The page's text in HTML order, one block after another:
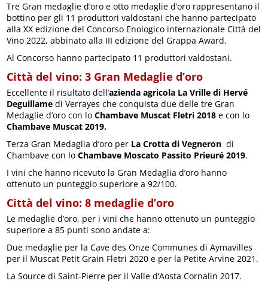
Tre Gran medaglie d’oro e otto medaglie d’oro rappresentano il
bottino per gli 11 produttori valdostani che hanno partecipato
alla XX edizione del Concorso Enologico internazionale Città del
Vino 2022, abbinato alla III edizione del Grappa Award.
Al Concorso hanno partecipato 11 produttori valdostani.
Città del vino: 3 Gran Medaglie d’oro
Eccellente il risultato dell’azienda agricola La Vrille di Hervé
Deguillame di Verrayes che conquista due delle tre Gran
Medaglie d’oro con loChambave Muscat Fletri 2018 e con lo
Chambave Muscat 2019.
Terza Gran Medaglia d’oro per La Crotta di Vegneron di
Chambave con loChambave Moscato Passito Prieuré 2019.
I vini che hanno ricevuto la Gran Medaglia d’oro hanno
ottenuto un punteggio superiore a 92/100.
Città del vino: 8 medaglie d’oro
Le medaglie d’oro, per i vini che hanno ottenuto un punteggio
superiore a 85 punti sono andate a:
Due medaglie per la Cave des Onze Communes di Aymavilles
per il Muscat Petit Grain Fletri 2020 e per la Petite Arvine 2021.
La Source di Saint-Pierre per il Valle d’Aosta Cornalin 2017.